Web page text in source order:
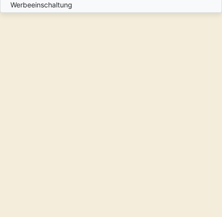
Werbeeinschaltung